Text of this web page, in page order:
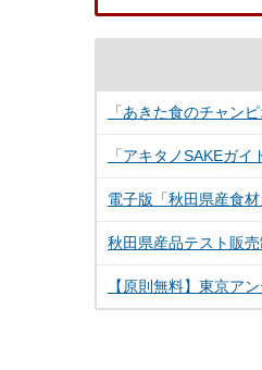
「あきた食のチャン
「アキタノSAKEガイ
電子版「秋田県産食
秋田県産品テスト販
【原則無料】東京ア